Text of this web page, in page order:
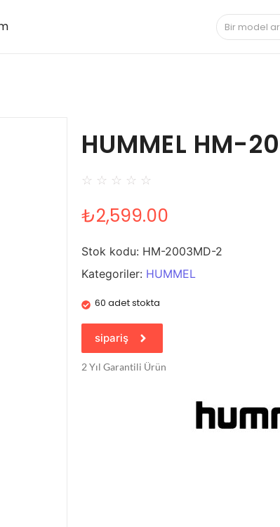
HUMMEL HM-
☆ ☆ ☆ ☆ ☆
₺2,599.00
Stok kodu: HM-2003MD-2
Kategoriler: HUMMEL
60 adet stokta
sipariş
2 Yıl Garantili Ürün